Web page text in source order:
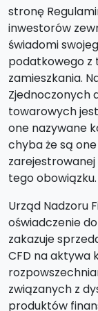
stronę
inwestorów
świadomi
podatkowego z
zamieszkania.
Zjednoczonych
towarowych
one nazywane
chyba że są
zarejestrowanej
tego obowiązku.
Urząd Nadzoru
oświadczenie
zakazuje
CFD na aktywa
związanych z
produktów